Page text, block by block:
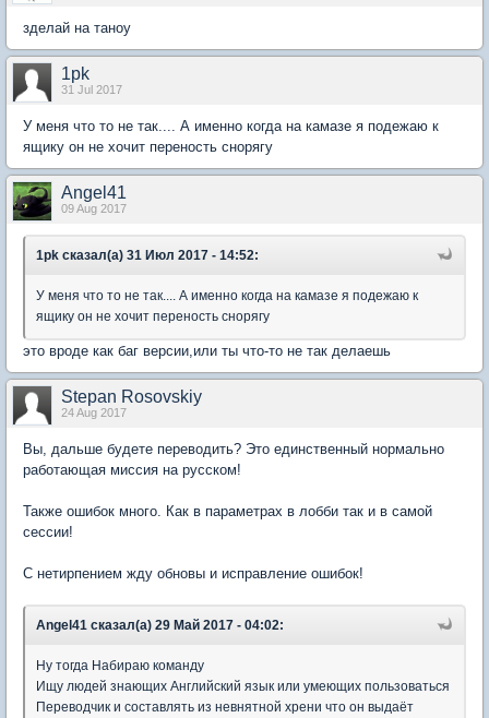
зделай на таноу
1pk
31 Jul 2017
У меня что то не так.... А именно когда на камазе я подежаю к
ящику он не хочит переность снорягу
Angel41
09 Aug 2017
1pk сказал(а) 31 Июл 2017 - 14:52:
У меня что то не так.... А именно когда на камазе я подежаю к
ящику он не хочит переность снорягу
это вроде как баг версии,или ты что-то не так делаешь
Stepan Rosovskiy
24 Aug 2017
Вы, дальше будете переводить? Это единственный нормально
работающая миссия на русском!
Также ошибок много. Как в параметрах в лобби так и в самой
сессии!
С нетирпением жду обновы и исправление ошибок!
Angel41 сказал(а) 29 Май 2017 - 04:02:
Ну тогда Набираю команду
Ищу людей знающих Английский язык или умеющих пользоваться
Переводчик и составлять из невнятной хрени что он выдаёт